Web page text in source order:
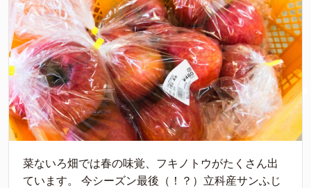
菜ないろ畑では春の味覚、フキノトウがたくさん出
ています。 今シーズン最後（！？）立科産サンふじ